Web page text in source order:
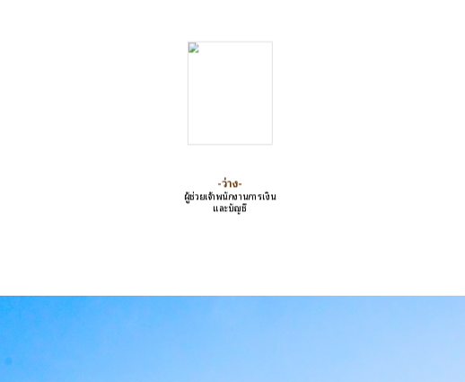
-ว่าง-
ผู้ช่วยเจ้าพนักงานการเงิน
และบัญชี